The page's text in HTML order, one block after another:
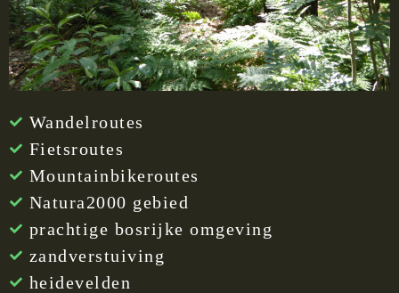
Wandelroutes
Fietsroutes
Mountainbikeroutes
Natura2000 gebied
prachtige bosrijke omgeving
zandverstuiving
heidevelden